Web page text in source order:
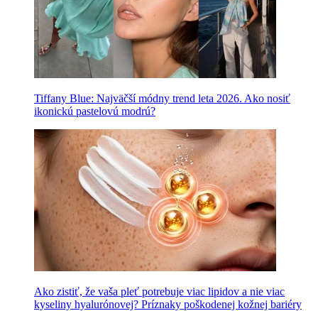
Tiffany Blue: Najväčší módny trend leta 2026. Ako nosiť
ikonickú pastelovú modrú?
Ako zistiť, že vaša pleť potrebuje viac lipidov a nie viac
kyseliny hyalurónovej? Príznaky poškodenej kožnej bariéry